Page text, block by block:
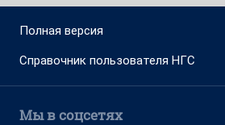
Полная версия
Справочник пользователя НГС
Мы в соцсетях